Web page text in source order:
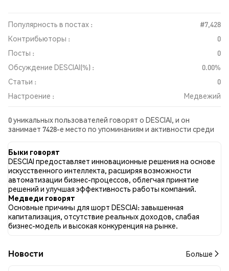
Популярность в постах :
#7,428
Контрибьюторы :
0
Посты :
0
Обсуждение DESCIAI(%) :
0.00%
Статьи :
0
Настроение :
Медвежий
0 уникальных пользователей говорят о DESCIAI, и он
занимает 7428-е место по упоминаниям и активности среди
отношении DESCIAI во всех социальных сетях было
Медвежий. Всего было опубликовано 0 новостных статей о
DESCIAI. В Twitter NaN% твитов имели бычий настрой по
сравнению с NaN% твитов с медвежьим настроем по
DESCIAI. NaN% твитов были нейтральными по отношению к
DESCIAI. Эти данные основаны на 0 твитах.
Быки говорят
DESCIAI предоставляет инновационные решения на основе
искусственного интеллекта, расширяя возможности
автоматизации бизнес-процессов, облегчая принятие
решений и улучшая эффективность работы компаний.
Медведи говорят
Основные причины для шорт DESCIAI: завышенная
капитализация, отсутствие реальных доходов, слабая
бизнес-модель и высокая конкуренция на рынке.
Новости Больше